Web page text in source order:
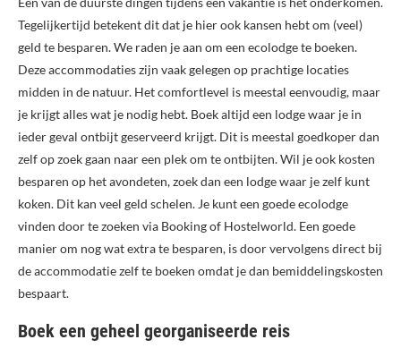
Tegelijkertijd betekent dit dat je hier ook kansen hebt om (veel)
geld te besparen. We raden je aan om een ecolodge te boeken.
Deze accommodaties zijn vaak gelegen op prachtige locaties
midden in de natuur. Het comfortlevel is meestal eenvoudig, maar
je krijgt alles wat je nodig hebt. Boek altijd een lodge waar je in
ieder geval ontbijt geserveerd krijgt. Dit is meestal goedkoper dan
zelf op zoek gaan naar een plek om te ontbijten. Wil je ook kosten
besparen op het avondeten, zoek dan een lodge waar je zelf kunt
koken. Dit kan veel geld schelen. Je kunt een goede ecolodge
vinden door te zoeken via Booking of Hostelworld. Een goede
manier om nog wat extra te besparen, is door vervolgens direct bij
de accommodatie zelf te boeken omdat je dan bemiddelingskosten
bespaart.
Boek een geheel georganiseerde reis